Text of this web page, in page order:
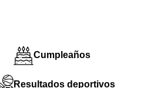
Cumpleaños
Resultados deportivos